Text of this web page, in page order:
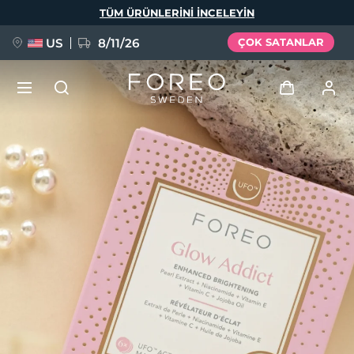
TÜM ÜRÜNLERINI INCELEYIN
US 8/11/26 ÇOK SATANLAR
Giriş
Kullanici profi̇li̇
Cihazlarım
Siparişlerim
Adresim
Aboneliklerim
YENİ
FAQ™ Pure Beauty-Tech Elixir
BREAKING NEWS
issa™ Teeth Whitening Set
Dil Seçimi
English Deutsch
Español
Français
Italiano
Português
Svenska
Русский
简体中文 繁體中文